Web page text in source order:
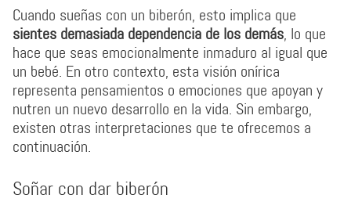
Cuando sueñas con un biberón, esto implica que
sientes demasiada dependencia de los demás, lo que
hace que seas emocionalmente inmaduro al igual que
un bebé. En otro contexto, esta visión onírica
representa pensamientos o emociones que apoyan y
nutren un nuevo desarrollo en la vida. Sin embargo,
existen otras interpretaciones que te ofrecemos a
continuación.
Soñar con dar biberón